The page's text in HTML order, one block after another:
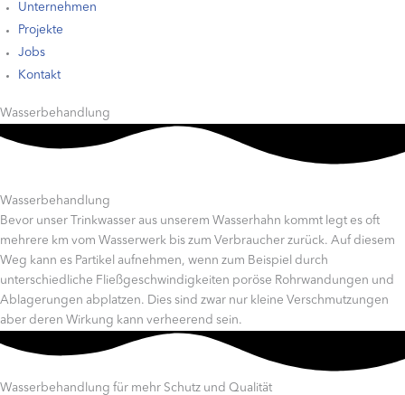
Unternehmen
Projekte
Jobs
Kontakt
Wasserbehandlung
Wasserbehandlung
Bevor unser Trinkwasser aus unserem Wasserhahn kommt legt es oft
mehrere km vom Wasserwerk bis zum Verbraucher zurück. Auf diesem
Weg kann es Partikel aufnehmen, wenn zum Beispiel durch
unterschiedliche Fließgeschwindigkeiten poröse Rohrwandungen und
Ablagerungen abplatzen. Dies sind zwar nur kleine Verschmutzungen
aber deren Wirkung kann verheerend sein.
Wasserbehandlung für mehr Schutz und Qualität